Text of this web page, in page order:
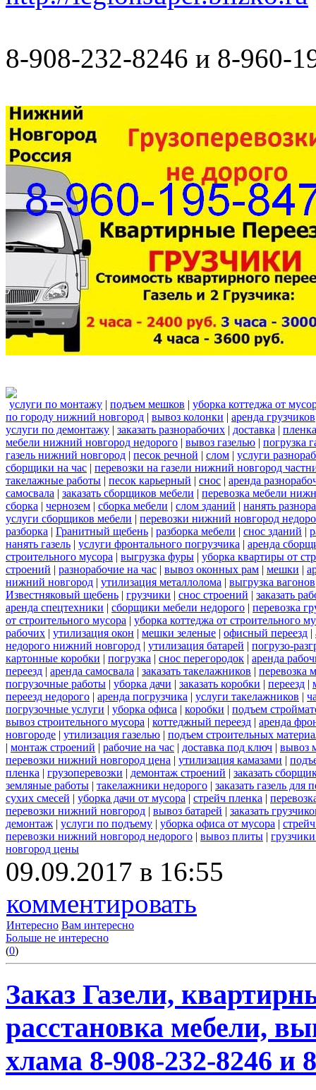
8-908-232-8246 и 8-960-
услуги по монтажу | подъем мешков | уборка коттеджа от
по городу нижний новгород | вывоз колонки | аренда грузчиков
услуги по демонтажу | заказать разнорабочих | доставка | пленка
мебели нижний новгород недорого | вывоз газелью | погрузка
газель нижний новгород | песок речной | слом | услуги
сборщики на час | перевозки на газели нижний новгород
такелажные работы | песок карьерный | снос | аренда
самосвала | заказать сборщиков мебели | перевозка мебели
сборка | чернозем | сборка мебели | слом зданий | нанять
услуги сборщиков мебели | перевозки нижний новгород
разборка | Гранитный щебень | разборка мебели | снос зданий |
нанять газель | услуги фронтального погрузчика | аренда
строительного мусора | выгрузка фуры | уборка квартиры от
строений | разнорабочие на час | вывоз оконных рам | мешки |
нижний новгород | утилизация металлолома | выгрузка вагонов
Известняковый щебень | грузчики | снос строений | заказать
аренда спецтехники | сборщики мебели недорого | перевозка
от строительного мусора | уборка коттеджа от строительного
рабочих | утилизация окон | мешки зеленые | офисный переезд |
недорого нижний новгород | утилизация батарей | погрузо-
картонные коробки | погрузка | снос перегородок | аренда
переезд | аренда самосвала | заказать такелажников | перевозка
погрузочные работы | уборка дачи | заказать коробки | переезд |
переезд недорого | аренда погрузчика | услуги такелажников |
погрузочные услуги | уборка офиса | коробки | подъем
вывоз строительного мусора | коттеджный переезд | аренда
новгороде | утилизация газелью | подъем строительных
| монтаж строений | рабочие на час | доставка под ключ | вывоз
перевозки нижний новгород цена | утилизация камазами |
пленка | грузоперевозки | демонтаж строений | заказать
земляные работы | такелажники недорого | заказать газель
сухих смесей | уборка дачи от мусора | стрейч пленка |
перевозки нижний новгород | вывоз батарей | заказать
демонтаж | услуги по подъему | уборка офиса от мусора |
перевозки нижний новгород недорого | вывоз плиты |
новгород цены
09.09.2017 в 16:55
комментировать
Интересно Вам интересно
Больше не интересно
(0)
Заказ Газели,
расстановка мебели,
хлама 8-908-232-8246 и